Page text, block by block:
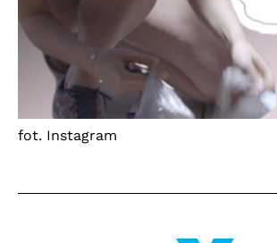
fot. Instagram